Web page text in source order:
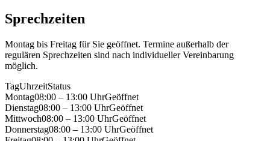
Sprechzeiten
Montag bis Freitag für Sie geöffnet. Termine außerhalb der
regulären Sprechzeiten sind nach individueller Vereinbarung
möglich.
TagUhrzeitStatus
Montag08:00 – 13:00 UhrGeöffnet
Dienstag08:00 – 13:00 UhrGeöffnet
Mittwoch08:00 – 13:00 UhrGeöffnet
Donnerstag08:00 – 13:00 UhrGeöffnet